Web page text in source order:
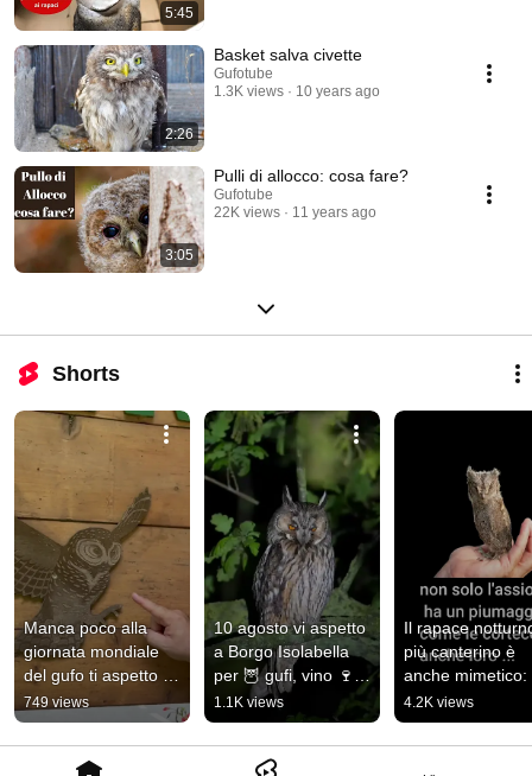
5:45
2:26
Basket salva civette
Gufotube
1.3K views
10 years ago
3:05
Pulli di allocco: cosa fare?
Gufotube
22K views
11 years ago
Shorts
Manca poco alla
giornata mondiale
del gufo ti aspetto a
Massimeno il 4
agosto #owl #gufi
749 views
10 agosto vi aspetto
a Borgo Isolabella
per 🦉 gufi, vino 🍷 e
stelle 🌟
1.1K views
Il rapace
più canterino è
anche mimetico:
l’assiolo #gufi
#avifauna
4.2K views